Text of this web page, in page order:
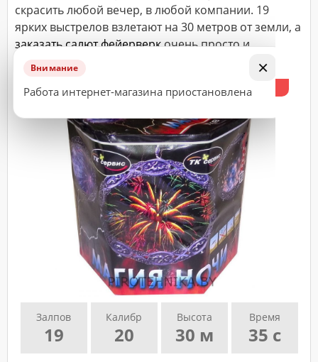
×
Внимание
Работа интернет-магазина приостановлена
Залпов
19
Калибр
20
Высота
30 м
Время
35 с
скрасить любой вечер, в любой компании. 19
ярких выстрелов взлетают на 30 метров от земли, а
заказать салют фейерверкочень просто и
недорого в интернет магазине пиротехники.
ВАЖНО!
Заказ
считается
принятым
исполнению
подтверждающего
менеджера.